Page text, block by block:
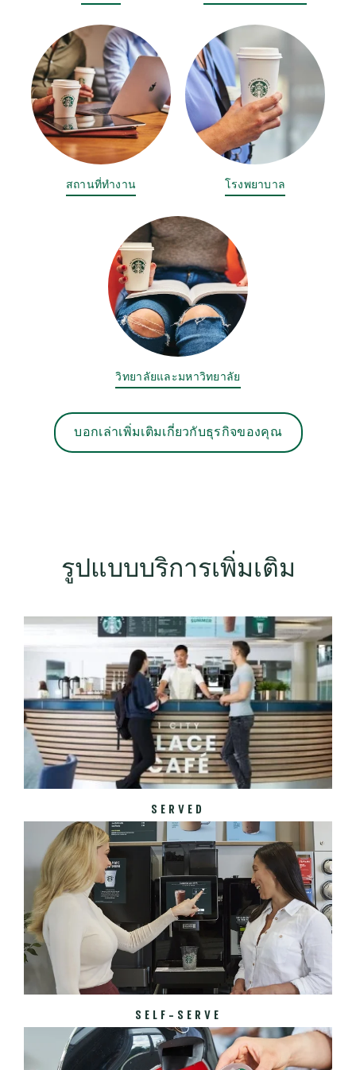
สถานที่ทำงาน โรงพยาบาล
วิทยาลัยและมหาวิทยาลัย
บอกเล่าเพิ่มเติมเกี่ยวกับธุรกิจของคุณ
รูปแบบบริการเพิ่มเติม
SERVED
SELF-SERVE